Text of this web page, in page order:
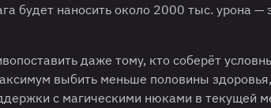
будет наносить около 2000 тыс. урона —
даже тому, кто соберёт
выбить меньше половины
с магическими нюками в текущей